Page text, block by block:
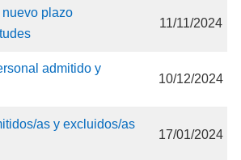
plazo
11/11/2024
admitido y
10/12/2024
as y excluidos/as
17/01/2024